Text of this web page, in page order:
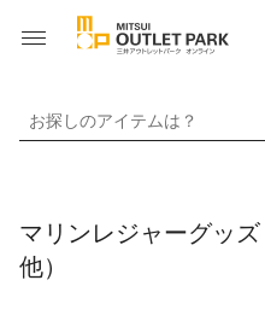
お探しのアイテムは？
マリンレジャーグッ
他）